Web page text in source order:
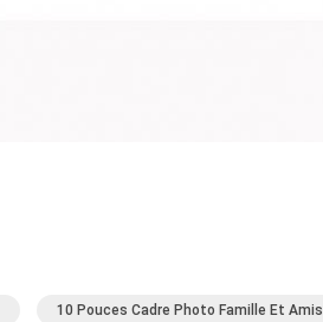
10 Pouces Cadre Photo Famille Et Amis